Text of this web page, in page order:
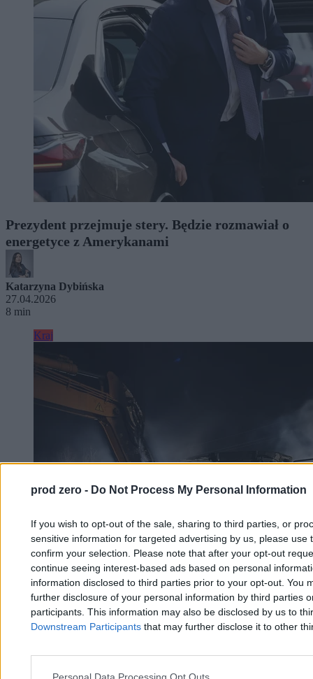
prod zero - Do Not Process My Personal Information
If you wish to opt-out of the sale, sharing to third parties, or
sensitive information for targeted advertising by us, please use
confirm your selection. Please note that after your opt-out
continue seeing interest-based ads based on personal
information disclosed to third parties prior to your opt-out. You
further disclosure of your personal information by third parties
participants. This information may also be disclosed by us to
Downstream Participants that may further disclose it to other
Prezydent przejmuje stery. Będzie rozmawiał o
energetyce z Amerykanami
Katarzyna Dybińska
27.04.2026
8 min
Kraj